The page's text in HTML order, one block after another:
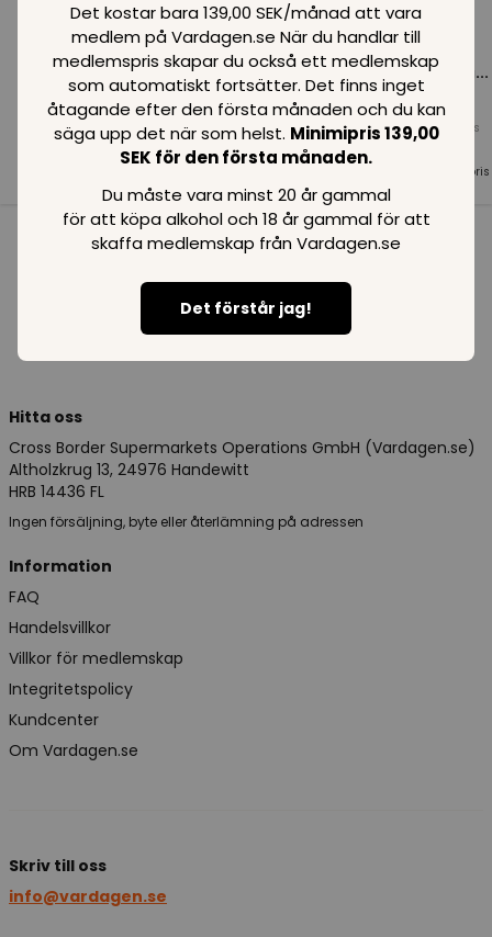
Det kostar bara 139,00 SEK/månad att vara
medlem på Vardagen.se När du handlar till
medlemspris skapar du också ett medlemskap
som automatiskt fortsätter. Det finns inget
åtagande efter den första månaden och du kan
säga upp det när som helst. Minimipris 139,00
SEK för den första månaden.
Du måste vara minst 20 år gammal
för att köpa alkohol och 18 år gammal för att
skaffa medlemskap från Vardagen.se
Det förstår jag!
Loading...
Normalpris
SEK
Loading...
Normalpris
99SEK
99SEK
Loading...
Normalpris
99SEK
Medlemspris
Se alla i kategorin
Hitta oss
Cross Border Supermarkets Operations GmbH (Vardagen.se)
Altholzkrug 13, 24976 Handewitt
HRB 14436 FL
Ingen försäljning, byte eller återlämning på adressen
Information
FAQ
Handelsvillkor
Villkor för medlemskap
Integritetspolicy
Kundcenter
Om Vardagen.se
Skriv till oss
info@vardagen.se